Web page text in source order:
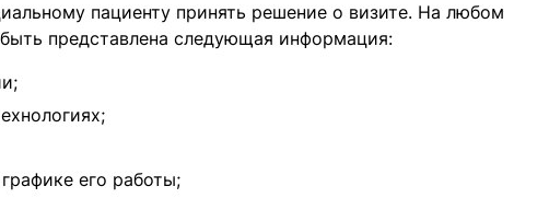
пациенту принять решение о визите. На любом
представлена следующая информация:
его работы;